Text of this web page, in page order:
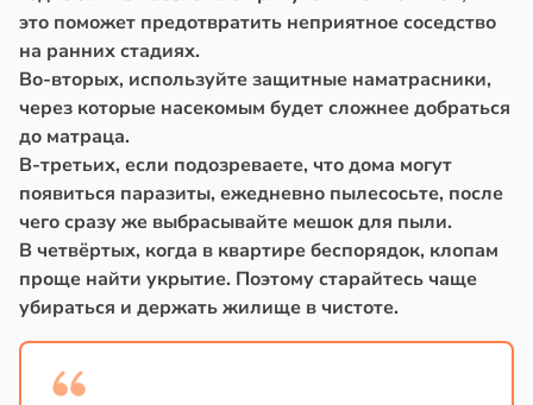
это поможет предотвратить неприятное соседство
на ранних стадиях.
Во-вторых, используйте защитные наматрасники,
через которые насекомым будет сложнее добраться
до матраца.
В-третьих, если подозреваете, что дома могут
появиться паразиты, ежедневно пылесосьте, после
чего сразу же выбрасывайте мешок для пыли.
В четвёртых, когда в квартире беспорядок, клопам
проще найти укрытие. Поэтому старайтесь чаще
убираться и держать жилище в чистоте.